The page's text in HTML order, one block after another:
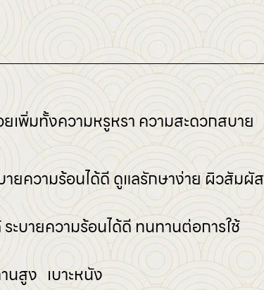
เพิ่มทั้งความหรูหรา ความสะดวกสบาย
ายความร้อนได้ดี ดูแลรักษาง่าย ผิวสัมผัส
ะบายความร้อนได้ดี ทนทานต่อการใช้
นสูง เบาะหนัง